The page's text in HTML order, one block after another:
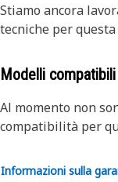
Stiamo ancora
tecniche per
Modelli compatibili
Al momento non
compatibilità per
Informazioni sulla